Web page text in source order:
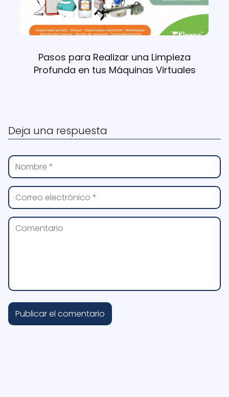
Pasos para Realizar una Limpieza
Profunda en tus Máquinas Virtuales
Deja una respuesta